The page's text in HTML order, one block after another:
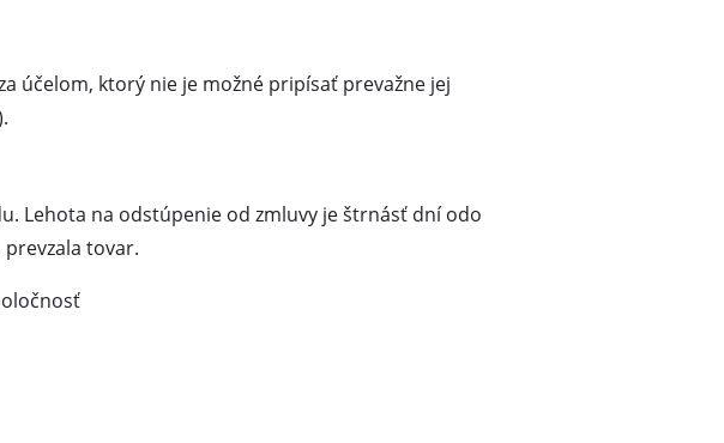
plot
na živý plot
plot
živý plot
účelom, ktorý nie je možné pripísať prevažne jej
Lehota na odstúpenie od zmluvy je štrnásť dní odo
tovar.